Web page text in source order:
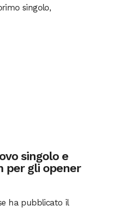
singolo,
singolo e
per gli opener
ha pubblicato il